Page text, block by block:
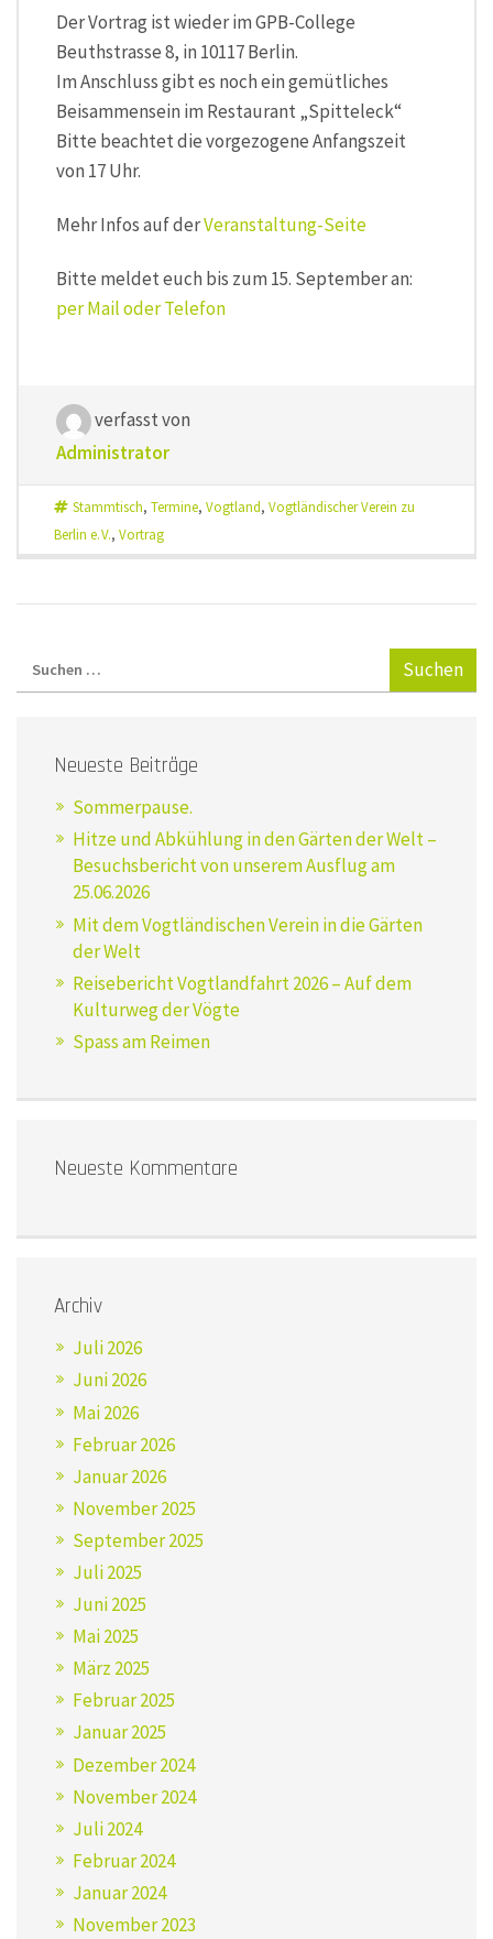
Der Vortrag ist wieder im GPB-College
Beuthstrasse 8, in 10117 Berlin.
Im Anschluss gibt es noch ein gemütliches
Beisammensein im Restaurant „Spitteleck“
Bitte beachtet die vorgezogene Anfangszeit
von 17 Uhr.
Mehr Infos auf derVeranstaltung-Seite
Bitte meldet euch bis zum 15. September an:
per Mail oder Telefon
verfasst von
Administrator
Stammtisch, Termine, Vogtland, Vogtländischer Verein zu
Berlin e. V., Vortrag
Neueste Beiträge
Sommerpause.
Hitze und Abkühlung in den Gärten der Welt –
Besuchsbericht von unserem Ausflug am
25.06.2026
Mit dem Vogtländischen Verein in die Gärten
der Welt
Reisebericht Vogtlandfahrt 2026 – Auf dem
Kulturweg der Vögte
Spass am Reimen
Neueste Kommentare
Archiv
Juli 2026
Juni 2026
Mai 2026
Februar 2026
Januar 2026
November 2025
September 2025
Juli 2025
Juni 2025
Mai 2025
März 2025
Februar 2025
Januar 2025
Dezember 2024
November 2024
Juli 2024
Februar 2024
Januar 2024
November 2023